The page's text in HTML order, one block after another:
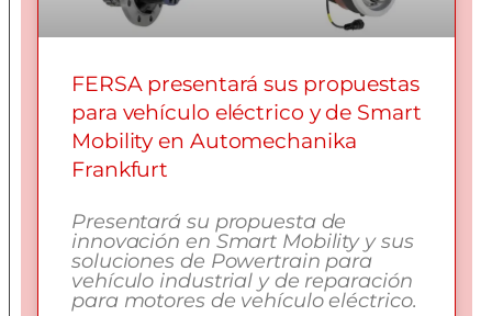
FERSA presentará sus propuestas
para vehículo eléctrico y de Smart
Mobility en Automechanika
Frankfurt
Presentará su propuesta de
innovación en Smart Mobility y sus
soluciones de Powertrain para
vehículo industrial y de reparación
para motores de vehículo eléctrico.